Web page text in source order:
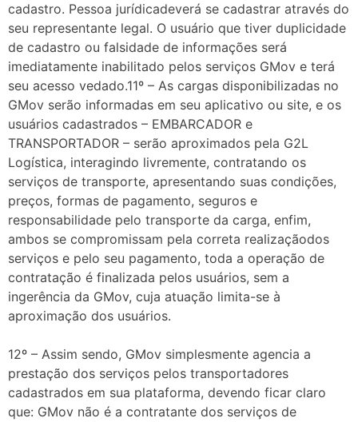
cadastro. Pessoa jurídicadeverá se cadastrar através do
seu representante legal. O usuário que tiver duplicidade
de cadastro ou falsidade de informações será
imediatamente inabilitado pelos serviços GMov e terá
seu acesso vedado.11º – As cargas disponibilizadas no
GMov serão informadas em seu aplicativo ou site, e os
usuários cadastrados – EMBARCADOR e
TRANSPORTADOR – serão aproximados pela G2L
Logística, interagindo livremente, contratando os
serviços de transporte, apresentando suas condições,
preços, formas de pagamento, seguros e
responsabilidade pelo transporte da carga, enfim,
ambos se compromissam pela correta realizaçãodos
serviços e pelo seu pagamento, toda a operação de
contratação é finalizada pelos usuários, sem a
ingerência da GMov, cuja atuação limita-se à
aproximação dos usuários.
12º – Assim sendo, GMov simplesmente agencia a
prestação dos serviços pelos transportadores
cadastrados em sua plataforma, devendo ficar claro
que: GMov não é a contratante dos serviços de